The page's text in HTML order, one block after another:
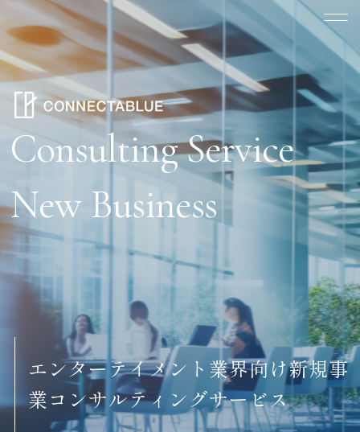
Consulting Service
New Business
エンターテイメント業界向け新規事
業コンサルティングサービス